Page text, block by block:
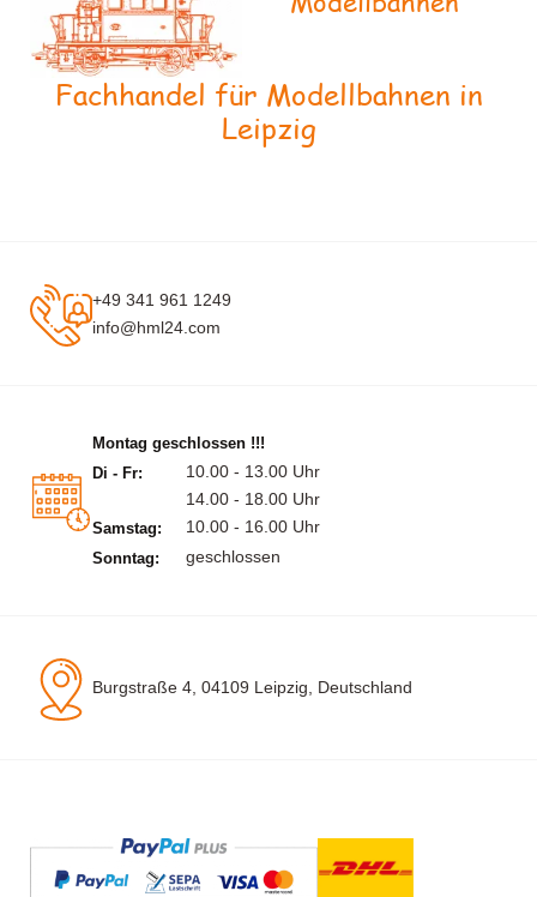
Fachhandel für Modellbahnen in
Leipzig
+49 341 961 1249
info@hml24.com
Montag geschlossen !!!
Di - Fr:
10.00 - 13.00 Uhr
14.00 - 18.00 Uhr
Samstag: 10.00 - 16.00 Uhr
Sonntag: geschlossen
Burgstraße 4, 04109 Leipzig, Deutschland